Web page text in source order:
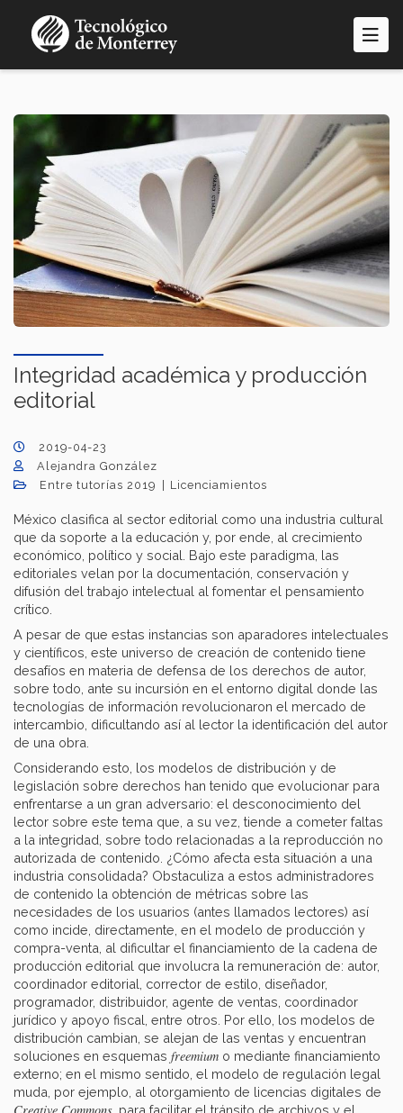
contenido
Integridad académica y producción
editorial
2019-04-23
Alejandra González
Entre tutorías 2019
Licenciamientos
México clasifica al sector editorial como una industria cultural
que da soporte a la educación y, por ende, al crecimiento
económico, político y social. Bajo este paradigma, las
editoriales velan por la documentación, conservación y
difusión del trabajo intelectual al fomentar el pensamiento
crítico.
A pesar de que estas instancias son aparadores intelectuales
y científicos, este universo de creación de contenido tiene
desafíos en materia de defensa de los derechos de autor,
sobre todo, ante su incursión en el entorno digital donde las
tecnologías de información revolucionaron el mercado de
intercambio, dificultando así al lector la identificación del autor
de una obra.
Considerando esto, los modelos de distribución y de
legislación sobre derechos han tenido que evolucionar para
enfrentarse a un gran adversario: el desconocimiento del
lector sobre este tema que, a su vez, tiende a cometer faltas
a la integridad, sobre todo relacionadas a la reproducción no
autorizada de contenido. ¿Cómo afecta esta situación a una
industria consolidada? Obstaculiza a estos administradores
de contenido la obtención de métricas sobre las
necesidades de los usuarios (antes llamados lectores) así
como incide, directamente, en el modelo de producción y
compra-venta, al dificultar el financiamiento de la cadena de
producción editorial que involucra la remuneración de: autor,
coordinador editorial, corrector de estilo, diseñador,
programador, distribuidor, agente de ventas, coordinador
jurídico y apoyo fiscal, entre otros. Por ello, los modelos de
distribución cambian, se alejan de las ventas y encuentran
soluciones en esquemas freemium o mediante financiamiento
externo; en el mismo sentido, el modelo de regulación legal
muda, por ejemplo, al otorgamiento de licencias digitales de
Creative Commons , para facilitar el tránsito de archivos y el